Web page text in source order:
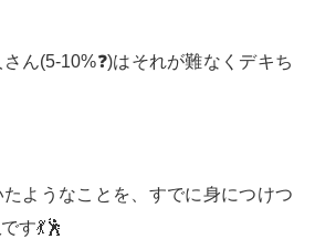
ん(5-10%❓)はそれが難なくデキち
ようなことを、すでに身につけつ
です💃🕺